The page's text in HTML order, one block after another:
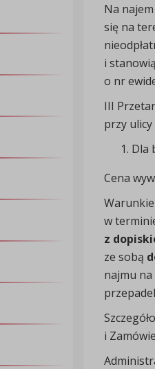
Na
się na
i
o nr
III
przy
Dla
Cena
w
z
ze sobą
najmu
i